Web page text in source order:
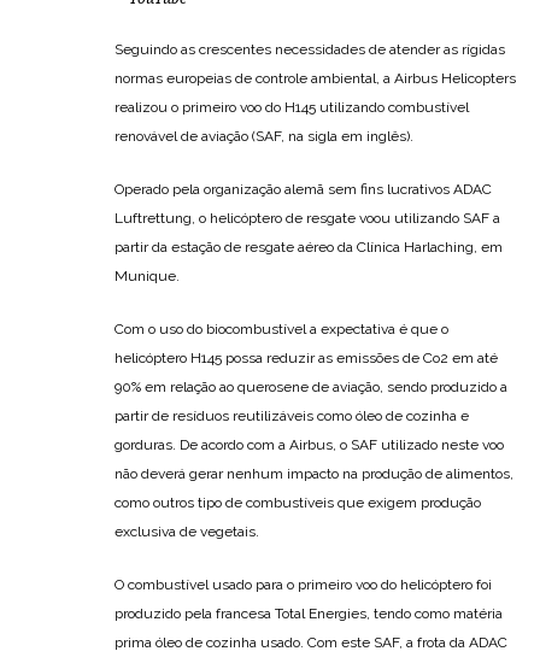
Seguindo as crescentes necessidades de atender as rígidas
normas europeias de controle ambiental, a Airbus Helicopters
realizou o primeiro voo do H145 utilizando combustível
renovável de aviação (SAF, na sigla em inglês).
Operado pela organização alemã sem fins lucrativos ADAC
Luftrettung, o helicóptero de resgate voou utilizando SAF a
partir da estação de resgate aéreo da Clínica Harlaching, em
Munique.
Com o uso do biocombustível a expectativa é que o
helicóptero H145 possa reduzir as emissões de Co2 em até
90% em relação ao querosene de aviação, sendo produzido a
partir de resíduos reutilizáveis como óleo de cozinha e
gorduras. De acordo com a Airbus, o SAF utilizado neste voo
não deverá gerar nenhum impacto na produção de alimentos,
como outros tipo de combustíveis que exigem produção
exclusiva de vegetais.
O combustível usado para o primeiro voo do helicóptero foi
produzido pela francesa Total Energies, tendo como matéria
prima óleo de cozinha usado. Com este SAF, a frota da ADAC